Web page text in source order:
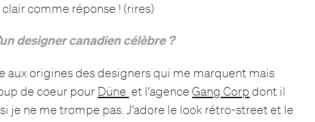
clair comme réponse ! (rires)
designer canadien célèbre ?
aux origines des designers qui me marquent mais
de coeur pour Düne et l’agence Gang Corp dont il
je ne me trompe pas. J’adore le look rétro-street et le